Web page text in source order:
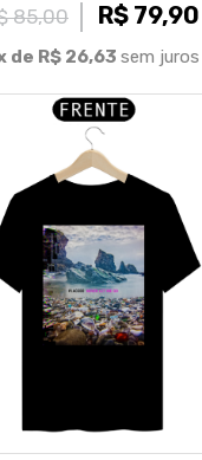
85,00
R$ 79,90
de R$ 26,63 sem juros